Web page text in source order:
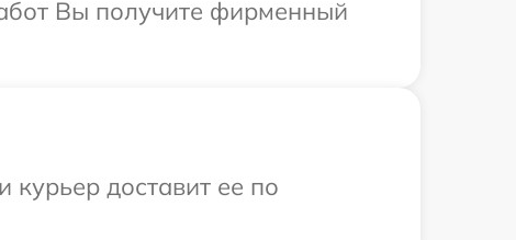
Вы получите фирменный
доставит ее по